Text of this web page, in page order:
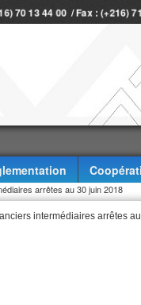
70 13 44 00 / Fax : (+216)
arrêtes au 30 juin 2018
intermédiaires arrêtes